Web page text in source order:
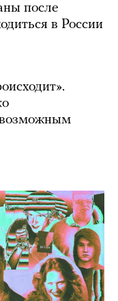
после
в России
возможным